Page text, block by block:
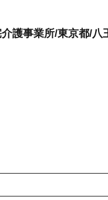
護事業所/東京都/八